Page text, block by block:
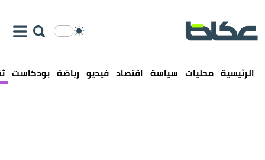
الرئيسية محليات سياسة اقتصاد فيديو رياضة بودكاست